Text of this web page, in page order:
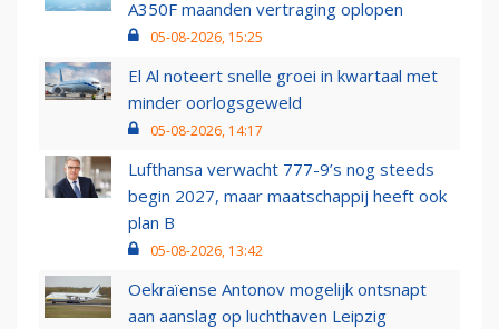
A350F maanden vertraging oplopen
05-08-2026, 15:25
El Al noteert snelle groei in kwartaal met
minder oorlogsgeweld
05-08-2026, 14:17
Lufthansa verwacht 777-9’s nog steeds
begin 2027, maar maatschappij heeft ook
plan B
05-08-2026, 13:42
Oekraïense Antonov mogelijk ontsnapt
aan aanslag op luchthaven Leipzig